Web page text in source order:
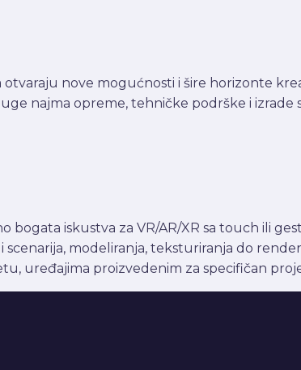
nove mogućnosti i šire horizonte
najma opreme, tehničke podrške i izrade
bogata iskustva za VR/AR/XR sa touch ili
modeliranja, teksturiranja do
uređajima proizvedenim za specifičan